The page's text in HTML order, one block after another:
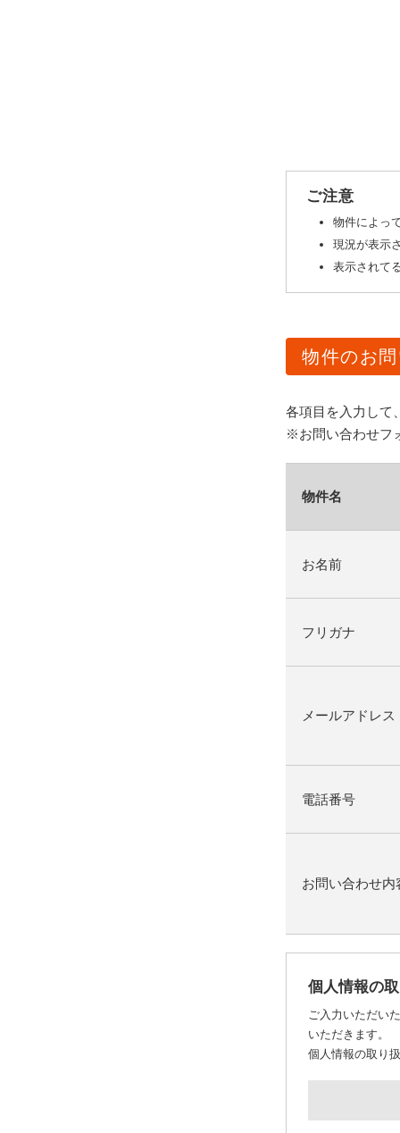
ご注意
物件によっ
現況が表示
表示されて
物件のお
各項目を入力して
※お問い合わせフ
物件名
お名前
フリガナ
メールアドレス
電話番号
お問い合わせ内
個人情報の
ご入力いただい
いただきます。
個人情報の取り